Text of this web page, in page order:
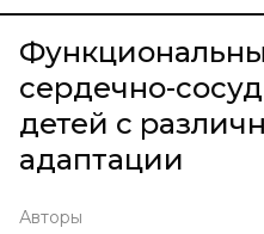
сердечно-
детей с
адаптации
Авторы